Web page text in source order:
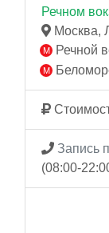
Речном
Москва,
Речной
Запись
(08:00-